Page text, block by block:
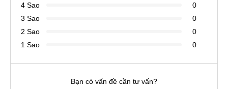
4 Sao
0
3 Sao
0
2 Sao
0
1 Sao
0
Bạn có vấn đề cần tư vấn?